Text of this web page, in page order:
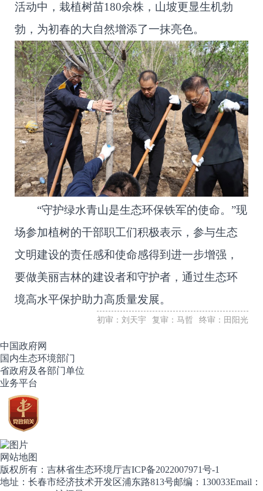
活动中，栽植树苗180余株，山坡更显生机勃
勃，为初春的大自然增添了一抹亮色。
“守护绿水青山是生态环保铁军的使命。”现
场参加植树的干部职工们积极表示，参与生态
文明建设的责任感和使命感得到进一步增强，
要做美丽吉林的建设者和守护者，通过生态环
境高水平保护助力高质量发展。
初审：刘天宇 复审：马哲 终审：田阳光
中国政府网
国内生态环境部门
省政府及各部门单位
业务平台
网站地图
版权所有：吉林省生态环境厅吉ICP备2022007971号-1
地址：长春市经济技术开发区浦东路813号邮编：130033Email：